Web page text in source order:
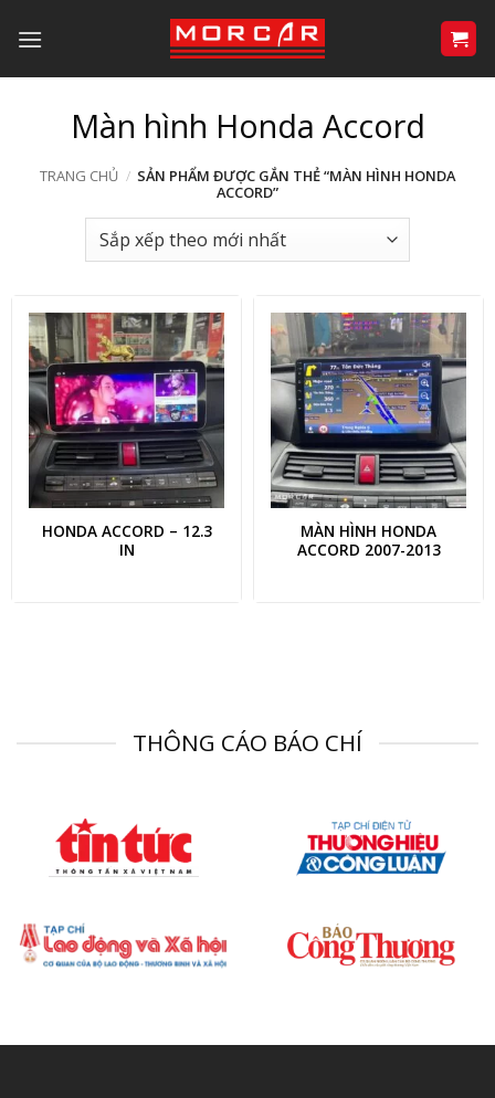
qua
nội
Màn hình Honda Accord
TRANG CHỦ / SẢN PHẨM ĐƯỢC GẮN THẺ “MÀN HÌNH HONDA
ACCORD”
HONDA ACCORD – 12.3
IN
MÀN HÌNH HONDA
ACCORD 2007-2013
THÔNG CÁO BÁO CHÍ